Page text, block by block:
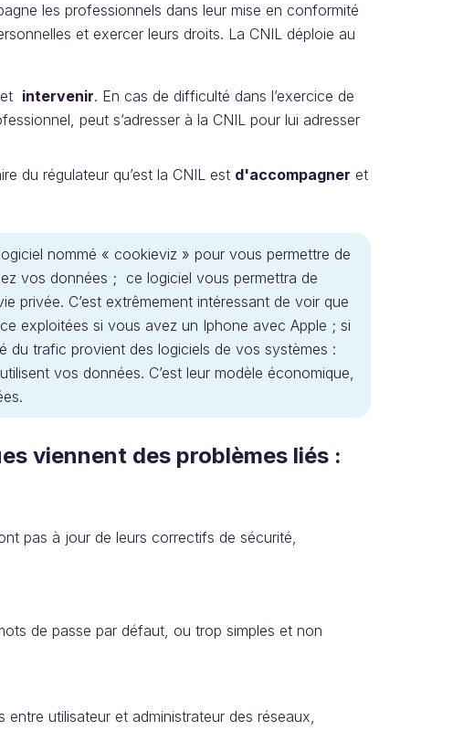
les professionnels dans leur mise en conformité
et exercer leurs droits. La CNIL déploie au
intervenir. En cas de difficulté dans l’exercice de
peut s’adresser à la CNIL pour lui adresser
du régulateur qu’est la CNIL est d'accompagner et
nommé « cookieviz » pour vous permettre de
vos données ; ce logiciel vous permettra de
privée. C’est extrêmement intéressant de voir que
exploitées si vous avez un Iphone avec Apple ; si
du trafic provient des logiciels de vos systèmes :
vos données. C’est leur modèle économique,
viennent des problèmes liés :
pas à jour de leurs correctifs de sécurité,
de passe par défaut, ou trop simples et non
utilisateur et administrateur des réseaux,